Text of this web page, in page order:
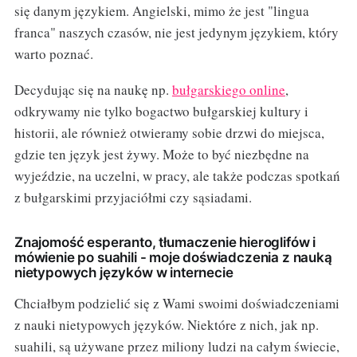
się danym językiem. Angielski, mimo że jest "lingua
franca" naszych czasów, nie jest jedynym językiem, który
warto poznać.
Decydując się na naukę np. bułgarskiego online,
odkrywamy nie tylko bogactwo bułgarskiej kultury i
historii, ale również otwieramy sobie drzwi do miejsca,
gdzie ten język jest żywy. Może to być niezbędne na
wyjeździe, na uczelni, w pracy, ale także podczas spotkań
z bułgarskimi przyjaciółmi czy sąsiadami.
Znajomość esperanto, tłumaczenie hieroglifów i
mówienie po suahili - moje doświadczenia z nauką
nietypowych języków w internecie
Chciałbym podzielić się z Wami swoimi doświadczeniami
z nauki nietypowych języków. Niektóre z nich, jak np.
suahili, są używane przez miliony ludzi na całym świecie,